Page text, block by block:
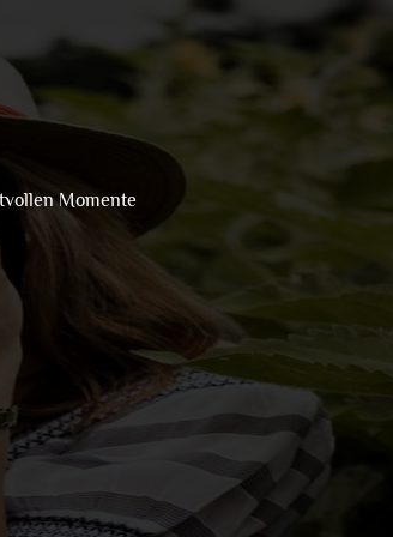
Momente